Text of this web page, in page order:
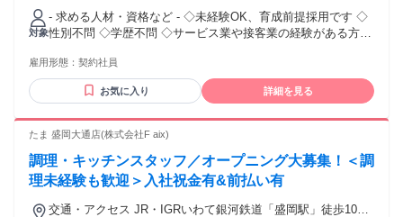
環境です スマートフォンの知識がなくても 安心してスタート
できる環境を 整えています。 ノルマなしで、チーム目標達成
を目指していきます！ 個人ノルマは一切ありません。 お客様
との対話が中心の仕事で、 力仕事は少なめです。（ほとんど
やりがいのある仕事に チャレンジしてみませんか？
※年収例：289万円～360万円※資格手当別途支給あり(例：外
国語手当 5,000円～7,500円/月) 歩合給・別途支給：あり
対象
- 求める人材・資格など - ◇未経験OK、育成前提採用です ◇
性別不問 ◇学歴不問 ◇サービス業や接客業の経験がある方歓
雇用形態： 契約社員
お気に入り 詳細を見る
たま 盛岡大通店(株式会社F aix)
調理・キッチンスタッフ／オープニング大募集！＜調
理未経験も歓迎＞入社祝金有&前払い有
交通・アクセス JR・IGRいわて銀河鉄道「盛岡駅」徒歩10